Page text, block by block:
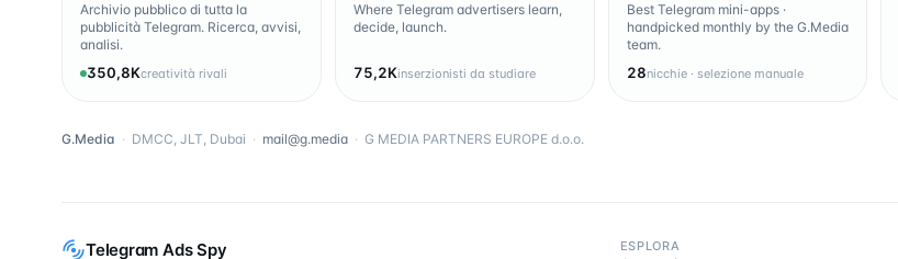
Telegram Ads Spy ESPLORA
Archivio pubblico di tutta la
pubblicità Telegram. Ricerca, avvisi,
analisi.
350,8Kcreatività rivali
Where Telegram advertisers learn,
decide, launch.
75,2Kinserzionisti da studiare
Best Telegram mini-apps ·
handpicked monthly by the G.Media
team.
28nicchie · selezione manuale
G.Media · DMCC, JLT, Dubai · mail@g.media · G MEDIA PARTNERS EUROPE d.o.o.